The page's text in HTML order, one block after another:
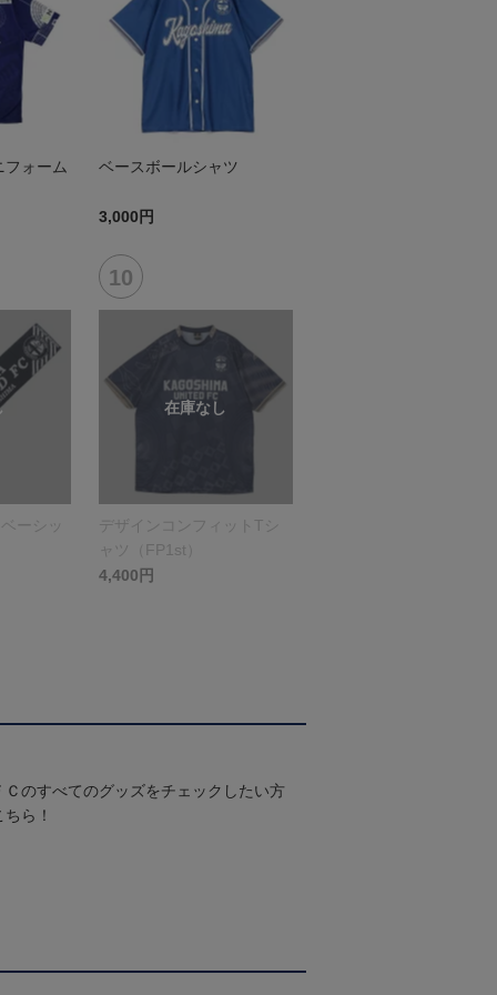
ォーム ベースボールシャツ
3,000円
ーシッ
デザインコンフィットTシ
ャツ（FP1st）
4,400円
のすべてのグッズをチェックしたい方
ら！